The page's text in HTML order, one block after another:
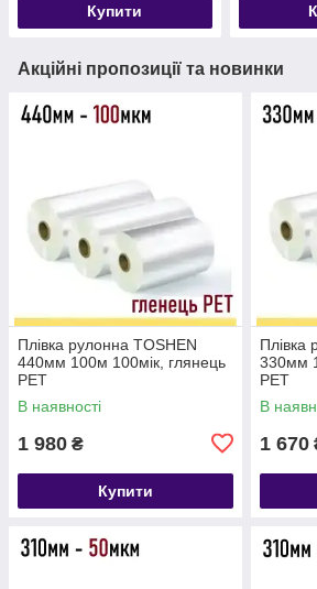
Купити
Акційні пропозиції та новинки
Плівка рулонна TOSHEN
440мм 100м 100мік, глянець
PET
В наявності
1 980 ₴
Купити
Плівка
330мм
PET
В
1 670